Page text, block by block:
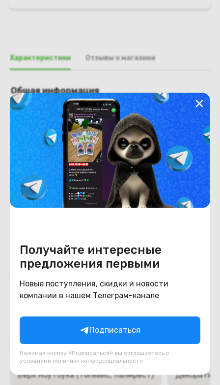
Получайте интересные
предложения первыми
Новые поступления, скидки и новости
компании в нашем Телеграм-канале
Подписаться
Нажимая кнопку «Подписаться» вы соглашаетесь с
условиями политики конфиденциальности
Характеристики Отзывы о магазине
Общая информация
Производитель
Acer
Тип товара
Крышка матрицы
Состояние
Недостатки
состояние, запрос фото
уточнять у менеджера.
Состояние
Б/У
Внешний вид
состояние, запрос фото
уточнять у менеджера.
Похожие товары
Подборки товаров в категории
Верх ноутбука (топкейс, палмрест)